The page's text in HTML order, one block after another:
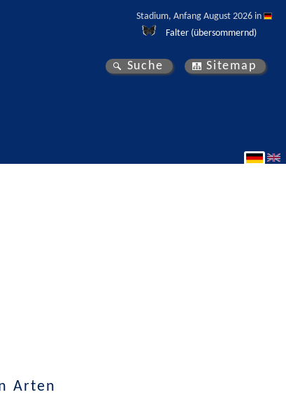
Stadium, Anfang August 2026 in
Falter (übersommernd)
Suche Sitemap
Arten